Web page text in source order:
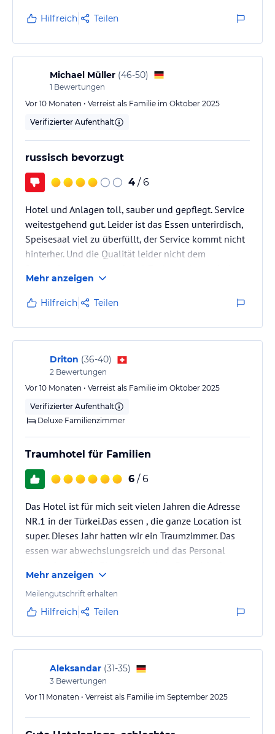
Hilfreich Teilen
Michael Müller (46-50)
1 Bewertungen
Vor 10 Monaten • Verreist als Familie im Oktober 2025
Verifizierter Aufenthalt
russisch bevorzugt
4 / 6
Hotel und Anlagen toll, sauber und gepflegt. Service
weitestgehend gut. Leider ist das Essen unterirdisch,
Speisesaal viel zu überfüllt, der Service kommt nicht
hinterher. Und die Qualität leider nicht dem
angehaucht. Für mich das Geld nicht wert....
Mehr anzeigen
Hilfreich Teilen
Driton (36-40)
2 Bewertungen
Vor 10 Monaten • Verreist als Familie im Oktober 2025
Verifizierter Aufenthalt
Deluxe Familienzimmer
Traumhotel für Familien
6 / 6
Das Hotel ist für mich seit vielen Jahren die Adresse
NR.1 in der Türkei.Das essen , die ganze Location ist
super. Dieses Jahr hatten wir ein Traumzimmer. Das
essen war abwechslungsreich und das Personal
niemand Deutsch. Ansonsten Top!
Mehr anzeigen
Meilengutschrift erhalten
Hilfreich Teilen
Aleksandar (31-35)
3 Bewertungen
Vor 11 Monaten • Verreist als Familie im September 2025